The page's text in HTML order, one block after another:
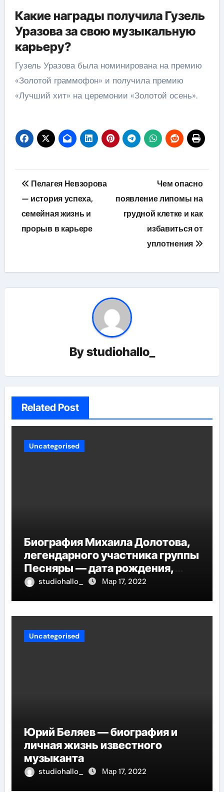
Какие награды получила Гузель
Уразова за свою музыкальную
карьеру?
Гузель Уразова была номинирована на премию
«Золотой граммофон» и получила премию
«Лучший хит» на церемонии «Золотой осень».
Навигация
по
записям
Пелагея Невзорова
— история успеха,
семейная жизнь и
прорыв в карьере
Чем опасно
появление липомы на
грудной клетке и как
избавиться от
уплотнения
Bystudiohallo_
Related Post
Uncategorised
Биография Михаила Долотова,
легендарного участника группы
Песняры — дата рождения,
творческий путь и невероятные
studiohallo_ Мар 17, 2022
Uncategorised
Юрий Беляев — биография и
личная жизнь известного
музыканта
studiohallo_ Мар 17, 2022